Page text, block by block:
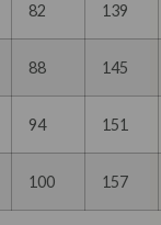
82 139
88 145
94 151
100 157